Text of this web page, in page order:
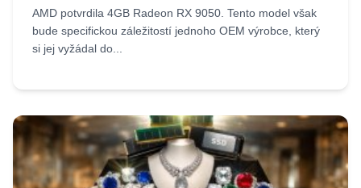
AMD potvrdila 4GB Radeon RX 9050. Tento model však
bude specifickou záležitostí jednoho OEM výrobce, který
si jej vyžádal do...